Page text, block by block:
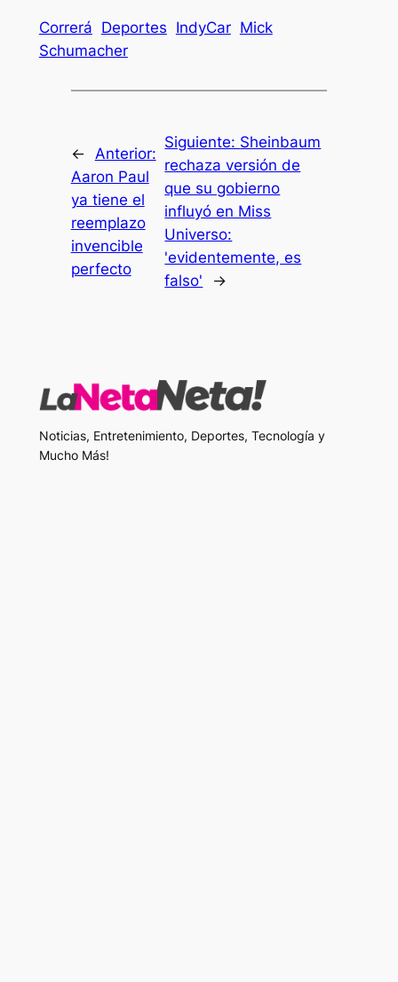
Correrá Deportes IndyCar Mick
Schumacher
← Anterior:
Aaron Paul
ya tiene el
reemplazo
invencible
perfecto
Siguiente: Sheinbaum
rechaza versión de
que su gobierno
influyó en Miss
Universo:
'evidentemente, es
falso'
→
Noticias, Entretenimiento, Deportes, Tecnología y
Mucho Más!